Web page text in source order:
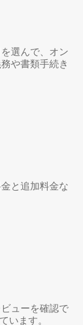
選んで、オン
や書類手続き
と追加料金な
ューを確認で
います。